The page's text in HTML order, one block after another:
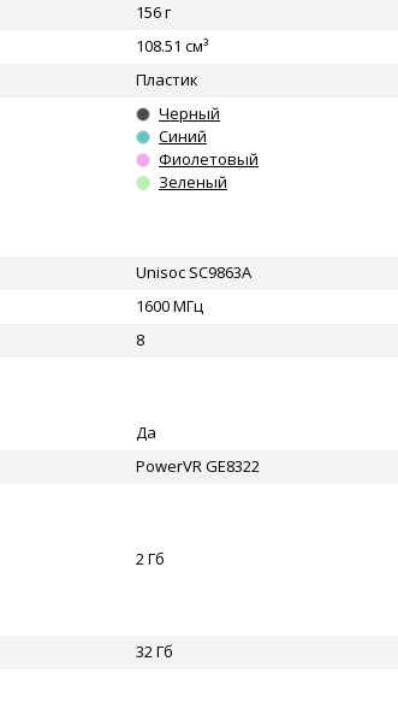
156 г
108.51 см³
Пластик
Черный
Синий
Фиолетовый
Зеленый
Unisoc SC9863A
1600 МГц
8
Да
PowerVR GE8322
2 Гб
32 Гб